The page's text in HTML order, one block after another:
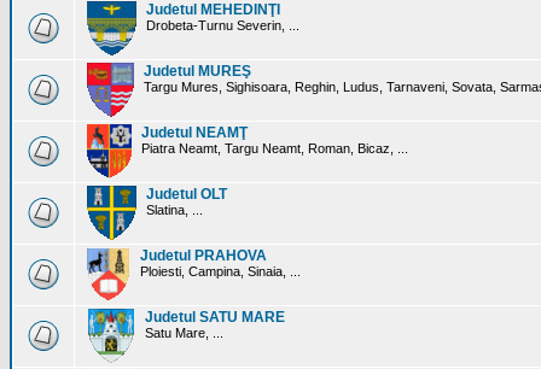
Judetul MEHEDINŢI
Drobeta-Turnu Severin, ...
Judetul MUREŞ
Targu Mures, Sighisoara, Reghin, Ludus, Tarnaveni, Sovata,
Judetul NEAMŢ
Piatra Neamt, Targu Neamt, Roman, Bicaz, ...
Judetul OLT
Slatina, ...
Judetul PRAHOVA
Ploiesti, Campina, Sinaia, ...
Judetul SATU MARE
Satu Mare, ...